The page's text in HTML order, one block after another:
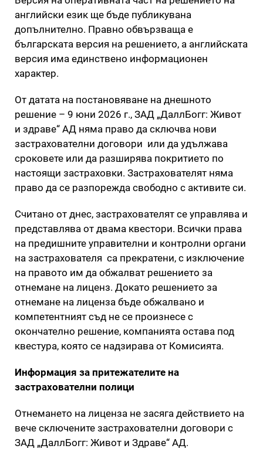
английски език ще бъде публикувана
допълнително. Правно обвързваща е
българската версия на решението, а английската
версия има единствено информационен
характер.
От датата на постановяване на днешното
решение – 9 юни 2026 г., ЗАД „ДаллБогг: Живот
и здраве“ АД няма право да сключва нови
застрахователни договори или да удължава
сроковете или да разширява покритието по
настоящи застраховки. Застрахователят няма
право да се разпорежда свободно с активите си.
Считано от днес, застрахователят се управлява и
представлява от двама квестори. Всички права
на предишните управителни и контролни органи
на застрахователя са прекратени, с изключение
на правото им да обжалват решението за
отнемане на лиценз. Докато решението за
отнемане на лиценза бъде обжалвано и
компетентният съд не се произнесе с
окончателно решение, компанията остава под
квестура, която се надзирава от Комисията.
Информация за притежателите на
застрахователни полици
Отнемането на лиценза не засяга действието на
вече сключените застрахователни договори с
ЗАД „ДаллБогг: Живот и Здраве“ АД.